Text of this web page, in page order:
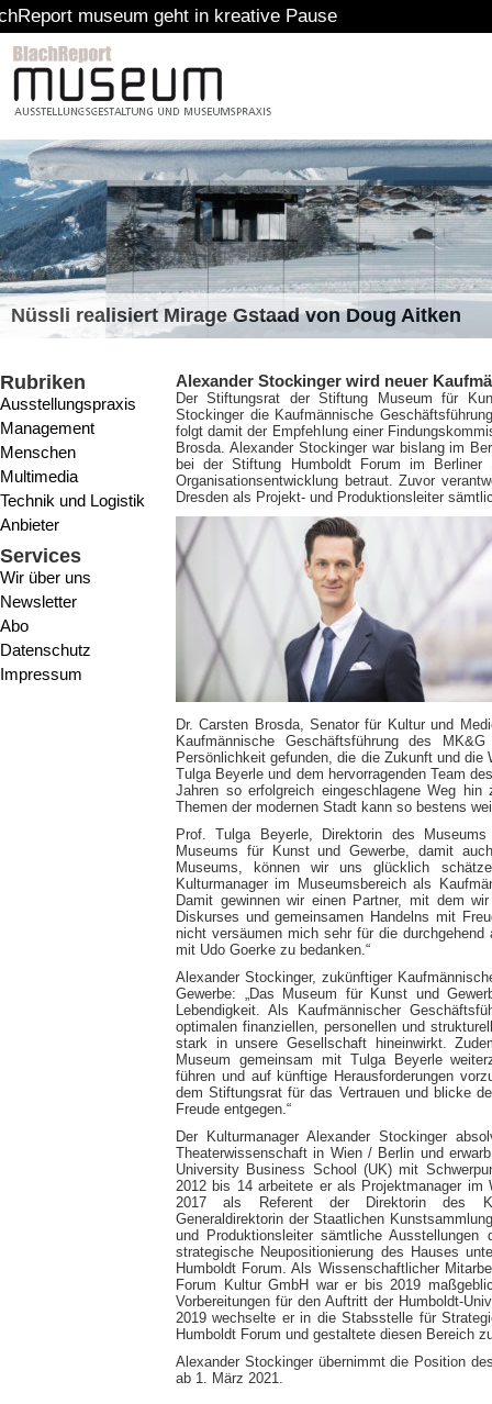
geht in kreative Pause
Nüssli realisiert Mirage Gstaad von Doug Aitken
Rubriken
Ausstellungspraxis
Management
Menschen
Multimedia
Technik und Logistik
Anbieter
Services
Wir über uns
Newsletter
Abo
Datenschutz
Impressum
Alexander Stockinger wird neuer
Der Stiftungsrat der Stiftung Museum für
Stockinger die Kaufmännische
folgt damit der Empfehlung einer
Brosda. Alexander Stockinger war bislang im
bei der Stiftung Humboldt Forum im Berliner
Organisationsentwicklung betraut. Zuvor
Dresden als Projekt- und Produktionsleiter
Dr. Carsten Brosda, Senator für Kultur und
Kaufmännische Geschäftsführung des
Persönlichkeit gefunden, die die Zukunft und
Tulga Beyerle und dem hervorragenden Team
Jahren so erfolgreich eingeschlagene Weg
Themen der modernen Stadt kann so bestens
Prof. Tulga Beyerle, Direktorin des
Museums für Kunst und Gewerbe, damit
Museums, können wir uns glücklich
Kulturmanager im Museumsbereich als
Damit gewinnen wir einen Partner, mit dem
Diskurses und gemeinsamen Handelns mit
nicht versäumen mich sehr für die durchgehend
mit Udo Goerke zu bedanken.“
Alexander Stockinger, zukünftiger
Gewerbe: „Das Museum für Kunst und
Lebendigkeit. Als Kaufmännischer
optimalen finanziellen, personellen und
stark in unsere Gesellschaft hineinwirkt.
Museum gemeinsam mit Tulga Beyerle
führen und auf künftige Herausforderungen
dem Stiftungsrat für das Vertrauen und blicke
Freude entgegen.“
Der Kulturmanager Alexander Stockinger
Theaterwissenschaft in Wien / Berlin und
University Business School (UK) mit
2012 bis 14 arbeitete er als Projektmanager im
2017 als Referent der Direktorin des
Generaldirektorin der Staatlichen
und Produktionsleiter sämtliche Ausstellungen
strategische Neupositionierung des Hauses
Humboldt Forum. Als Wissenschaftlicher
Forum Kultur GmbH war er bis 2019
Vorbereitungen für den Auftritt der Humboldt-
2019 wechselte er in die Stabsstelle für
Humboldt Forum und gestaltete diesen Bereich
Alexander Stockinger übernimmt die Position
ab 1. März 2021.